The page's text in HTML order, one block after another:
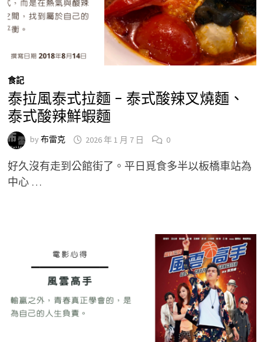
食記
泰拉風泰式拉麵 – 泰式酸辣叉燒麵、
泰式酸辣鮮蝦麵
by 布雷克 2026 年 1 月 7 日 0
好久沒有走到公館街了。平日覓食多半以板橋車站為
中心 …